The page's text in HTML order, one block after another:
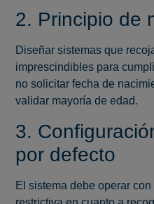
2. Principio de
Diseñar sistemas que
imprescindibles para
no solicitar fecha de
validar mayoría de edad.
3.
por defecto
El sistema debe operar